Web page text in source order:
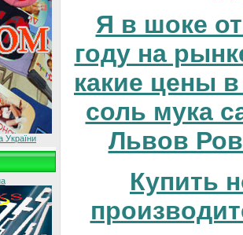
України
Я в шоке
году на
какие цены
соль мука
Львов
Купить